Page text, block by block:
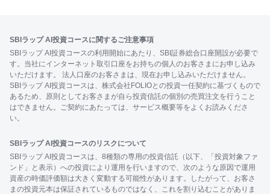
SBIラップ AI投資コースに関するご注意事項
SBIラップ AI投資コースの利用開始にあたり、SBI証券総合口座開設が必要で
す。当社にインターネット取引口座をお持ちの個人のお客さまにお申し込み
いただけます。 法人口座のお客さまは、現在お申し込みいただけません。
SBIラップ AI投資コースは、株式会社FOLIOとの投資一任契約に基づくもので
あるため、原則としてお客さまが自ら投資信託の個別の売買注文を行うこと
はできません。ご契約にあたっては、サービス概要等をよくお読みくださ
い。
SBIラップ AI投資コースのリスクについて
SBIラップ AI投資コースは、8種類の専用の投資信託（以下、「投資対象ファ
ンド」と表示）への投資により運用を行いますので、次のような原因で運用
資産の時価評価額は大きく変動する可能性があります。したがって、お客さ
まの投資元本は保証されているものではなく、これを割り込むことがありま